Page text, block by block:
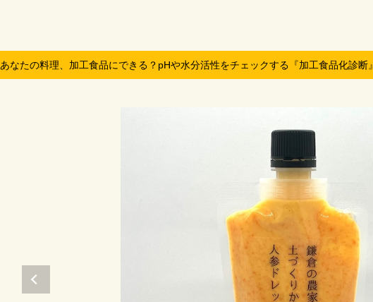
あなたの料理、加工食品にできる？pHや水分活性をチェックする『加工食品化診断』